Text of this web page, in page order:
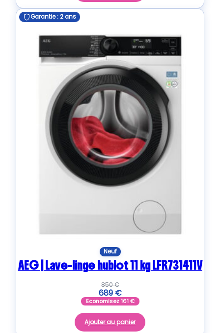
Garantie : 2 ans
Neuf
AEG | Lave-linge hublot 11 kg LFR731411V
850€
689 €
Economisez161€
Ajouter au panier